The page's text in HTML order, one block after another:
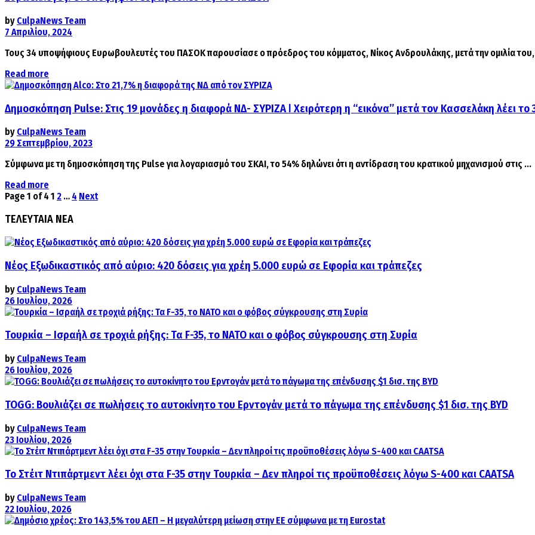
by CulpaNews Team
7 Απριλίου, 2024
Τους 34 υποψήφιους Ευρωβουλευτές του ΠΑΣΟΚ παρουσίασε ο πρόεδρος του κόμματος, Νίκος Ανδρουλάκης, μετά την ομιλία
Read more
Δημοσκόπηση Pulse: Στις 19 μονάδες η διαφορά ΝΔ- ΣΥΡΙΖΑ ǀ Χειρότερη η “εικόνα” μετά τον Κασσελάκη λέει το
by CulpaNews Team
29 Σεπτεμβρίου, 2023
Σύμφωνα με τη δημοσκόπηση της Pulse για λογαριασμό του ΣΚΑΙ, το 54% δηλώνει ότι η αντίδραση του κρατικού μηχανισμού στις ...
Read more
Page 1 of 4 1 2 … 4 Next
ΤΕΛΕΥΤΑΙΑ ΝΕΑ
Νέος Εξωδικαστικός από αύριο: 420 δόσεις για χρέη 5.000 ευρώ σε Εφορία και τράπεζες
by CulpaNews Team
26 Ιουλίου, 2026
Τουρκία – Ισραήλ σε τροχιά ρήξης: Τα F-35, το ΝΑΤΟ και ο φόβος σύγκρουσης στη Συρία
by CulpaNews Team
26 Ιουλίου, 2026
TOGG: Βουλιάζει σε πωλήσεις το αυτοκίνητο του Ερντογάν μετά το πάγωμα της επένδυσης $1 δισ. της BYD
by CulpaNews Team
23 Ιουλίου, 2026
Το Στέιτ Ντιπάρτμεντ λέει όχι στα F-35 στην Τουρκία – Δεν πληροί τις προϋποθέσεις λόγω S-400 και CAATSA
by CulpaNews Team
22 Ιουλίου, 2026